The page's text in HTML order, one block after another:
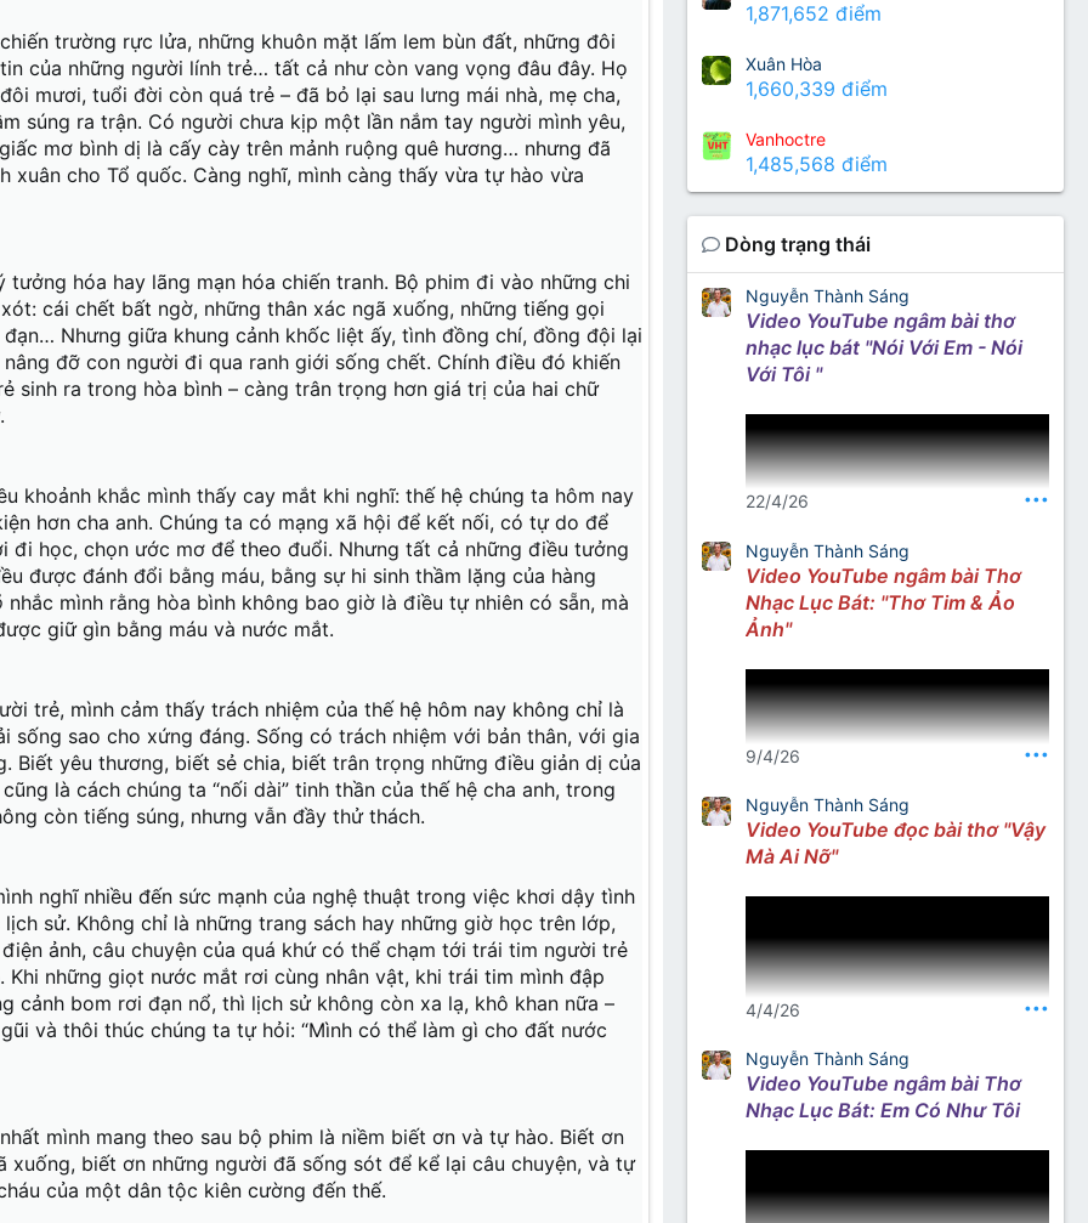
chung!
núi
quen.
khói
bình anh sẽ về”, “mẹ ơi, hãy đợi con trở lại…” Thế nhưng, chiến tranh
lời hứa ấy? Có những lời hẹn vĩnh viễn hóa thành gió bụi, bỏ lại
mỏi mắt, những trái tim rỉ máu, đau xót trong vô vọng
người đã trở về trong di ảnh, trên tấm bia khắc tên giữa nghĩa trang
hữu từ những mất mát không sao đong đếm. Là tiếng cười trẻ thơ
nhịp sống phố phường không còn nặng nề bởi tiếng bom rơi đạn nổ.
mạch ngầm ký ức vẫn chảy, là bao điều còn bỏ ngỏ: những lời hứa
giấc mơ tuổi trẻ vĩnh viễn bị chôn vùi trong làn mưa đạn.
trường rực lửa, những khuôn mặt lấm lem bùn đất, những đôi
của những người lính trẻ… tất cả như còn vang vọng đâu đây. Họ
mươi, tuổi đời còn quá trẻ – đã bỏ lại sau lưng mái nhà, mẹ cha,
súng ra trận. Có người chưa kịp một lần nắm tay người mình yêu,
mơ bình dị là cấy cày trên mảnh ruộng quê hương… nhưng đã
xuân cho Tổ quốc. Càng nghĩ, mình càng thấy vừa tự hào vừa
tưởng hóa hay lãng mạn hóa chiến tranh. Bộ phim đi vào những chi
cái chết bất ngờ, những thân xác ngã xuống, những tiếng gọi
Nhưng giữa khung cảnh khốc liệt ấy, tình đồng chí, đồng đội lại
nâng đỡ con người đi qua ranh giới sống chết. Chính điều đó khiến
sinh ra trong hòa bình – càng trân trọng hơn giá trị của hai chữ
khoảnh khắc mình thấy cay mắt khi nghĩ: thế hệ chúng ta hôm nay
hơn cha anh. Chúng ta có mạng xã hội để kết nối, có tự do để
đi học, chọn ước mơ để theo đuổi. Nhưng tất cả những điều tưởng
được đánh đổi bằng máu, bằng sự hi sinh thầm lặng của hàng
nhắc mình rằng hòa bình không bao giờ là điều tự nhiên có sẵn, mà
giữ gìn bằng máu và nước mắt.
trẻ, mình cảm thấy trách nhiệm của thế hệ hôm nay không chỉ là
sống sao cho xứng đáng. Sống có trách nhiệm với bản thân, với gia
Biết yêu thương, biết sẻ chia, biết trân trọng những điều giản dị của
là cách chúng ta “nối dài” tinh thần của thế hệ cha anh, trong
còn tiếng súng, nhưng vẫn đầy thử thách.
nghĩ nhiều đến sức mạnh của nghệ thuật trong việc khơi dậy tình
sử. Không chỉ là những trang sách hay những giờ học trên lớp,
ảnh, câu chuyện của quá khứ có thể chạm tới trái tim người trẻ
Khi những giọt nước mắt rơi cùng nhân vật, khi trái tim mình đập
cảnh bom rơi đạn nổ, thì lịch sử không còn xa lạ, khô khan nữa –
và thôi thúc chúng ta tự hỏi: “Mình có thể làm gì cho đất nước
mình mang theo sau bộ phim là niềm biết ơn và tự hào. Biết ơn
xuống, biết ơn những người đã sống sót để kể lại câu chuyện, và tự
của một dân tộc kiên cường đến thế.
1,871,652 điểm
Xuân Hòa
1,660,339 điểm
Vanhoctre
1,485,568 điểm
Dòng trạng thái
Nguyễn Thành Sáng
Video YouTube ngâm bài thơ
nhạc lục bát "Nói Với Em - Nói
Với Tôi "
Nguồn: Thơ Nhạc Nhất Lang
22/4/26 •••
Nguyễn Thành Sáng
Video YouTube ngâm bài Thơ
Nhạc Lục Bát: "Thơ Tim & Ảo
Ảnh"
9/4/26 •••
Nguyễn Thành Sáng
Video YouTube đọc bài thơ "Vậy
Mà Ai Nỡ"
Nguồn thơ – tìm với từ khóa
4/4/26 •••
Nguyễn Thành Sáng
Video YouTube ngâm bài Thơ
Nhạc Lục Bát: Em Có Như Tôi